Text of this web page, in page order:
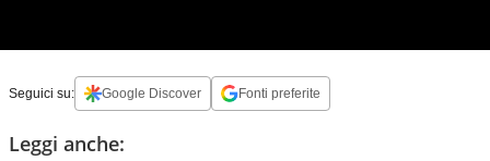
Seguici su: Google Discover Fonti preferite
Leggi anche: